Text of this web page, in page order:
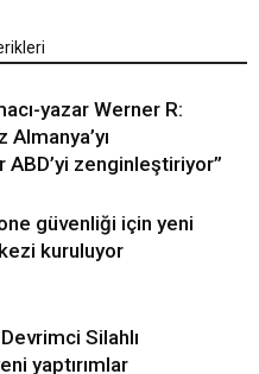
yazar Werner R:
ABD’yi zenginleştiriyor”
güvenliği için yeni
kuruluyor
Silahlı
yaptırımlar